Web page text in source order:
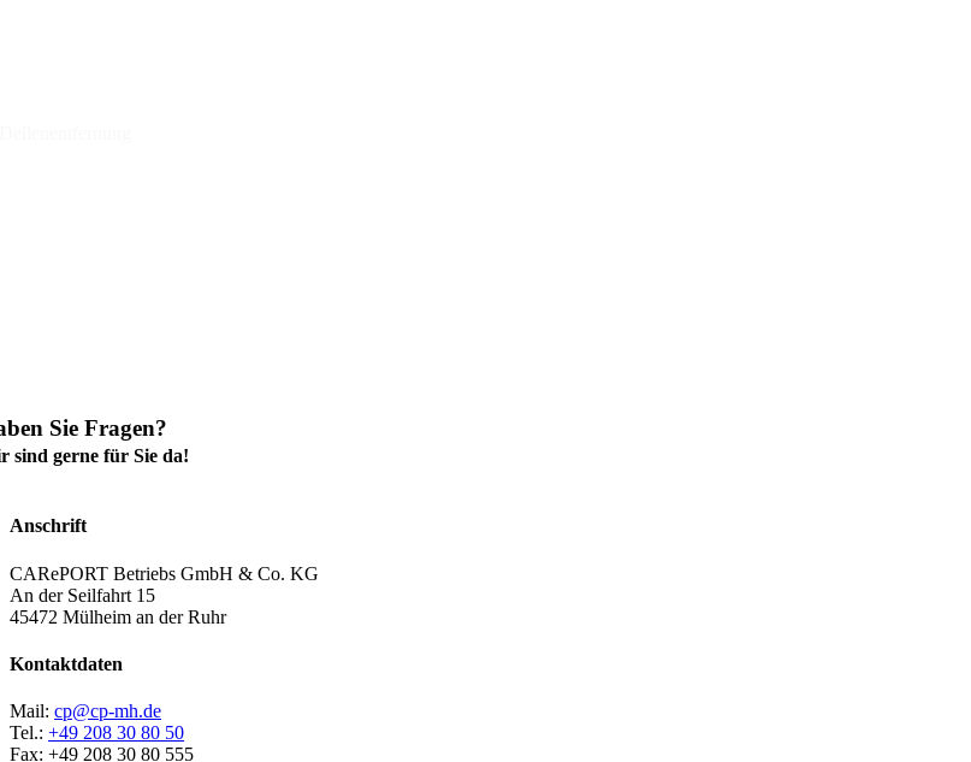
Sie Fragen?
sind gerne für Sie da!
Anschrift
CARePORT Betriebs GmbH & Co. KG
An der Seilfahrt 15
45472 Mülheim an der Ruhr
Kontaktdaten
Mail: cp@cp-mh.de
Tel.: +49 208 30 80 50
Fax: +49 208 30 80 555